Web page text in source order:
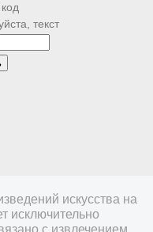
текст
искусства на
исключительно
с извлечением